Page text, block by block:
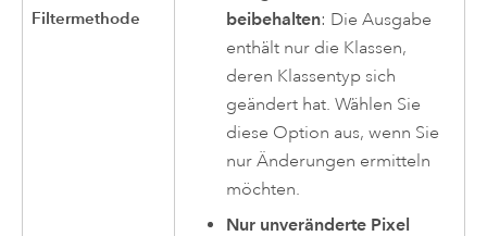
Filtermethode
beibehalten: Die Ausgabe
enthält nur die Klassen,
deren Klassentyp sich
geändert hat. Wählen Sie
diese Option aus, wenn Sie
nur Änderungen ermitteln
möchten.
Nur unveränderte Pixel